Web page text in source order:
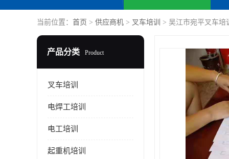
当前位置： 首页 > 供应商机 > 叉车培训 > 吴江市宛平叉车培
产品分类 Product
叉车培训
电焊工培训
电工培训
起重机培训